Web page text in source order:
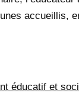
accueillis,
éducatif et